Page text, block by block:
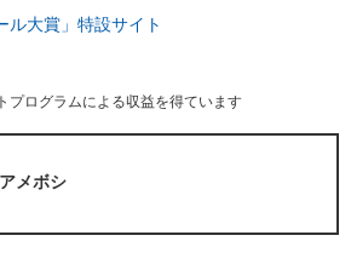
ル大賞」特設サイト
ログラムによる収益を得ています
メボシ